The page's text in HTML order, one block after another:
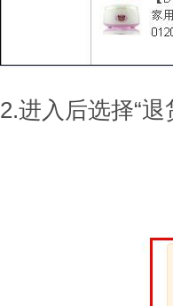
2.进入后选择“退